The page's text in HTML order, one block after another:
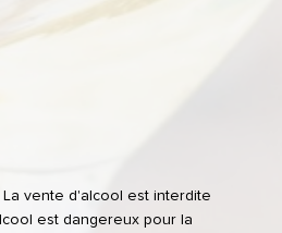
vente d'alcool est interdite
est dangereux pour la